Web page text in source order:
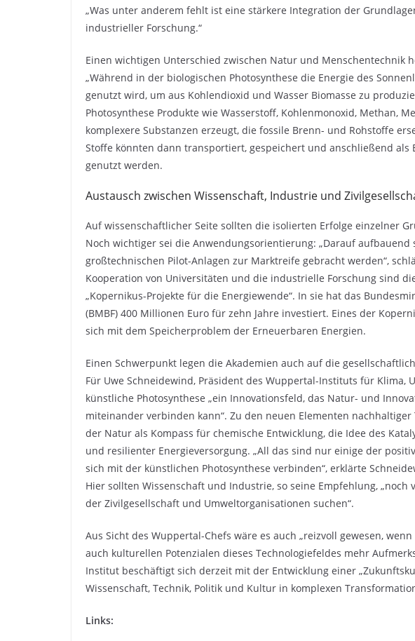
„Was unter anderem fehlt ist eine stärkere Integration der
industrieller Forschung.“
Einen wichtigen Unterschied zwischen Natur und Menschentechnik
„Während in der biologischen Photosynthese die Energie des
genutzt wird, um aus Kohlendioxid und Wasser Biomasse zu
Photosynthese Produkte wie Wasserstoff, Kohlenmonoxid, Methan,
komplexere Substanzen erzeugt, die fossile Brenn- und Rohstoffe
Stoffe könnten dann transportiert, gespeichert und anschließend als
genutzt werden.
Austausch zwischen Wissenschaft, Industrie und
Auf wissenschaftlicher Seite sollten die isolierten Erfolge einzelner
Noch wichtiger sei die Anwendungsorientierung: „Darauf
großtechnischen Pilot-Anlagen zur Marktreife gebracht werden“,
Kooperation von Universitäten und die industrielle Forschung sind
„Kopernikus-Projekte für die Energiewende“. In sie hat das
(BMBF) 400 Millionen Euro für zehn Jahre investiert. Eines der
sich mit dem Speicherproblem der Erneuerbaren Energien.
Einen Schwerpunkt legen die Akademien auch auf die
Für Uwe Schneidewind, Präsident des Wuppertal-Instituts für Klima,
künstliche Photosynthese „ein Innovationsfeld, das Natur- und
miteinander verbinden kann“. Zu den neuen Elementen
der Natur als Kompass für chemische Entwicklung, die Idee des
und resilienter Energieversorgung. „All das sind nur einige der
sich mit der künstlichen Photosynthese verbinden“, erklärte
Hier sollten Wissenschaft und Industrie, so seine Empfehlung,
der Zivilgesellschaft und Umweltorganisationen suchen“.
Aus Sicht des Wuppertal-Chefs wäre es auch „reizvoll gewesen,
auch kulturellen Potenzialen dieses Technologiefeldes mehr
Institut beschäftigt sich derzeit mit der Entwicklung einer
Wissenschaft, Technik, Politik und Kultur in komplexen
Links: